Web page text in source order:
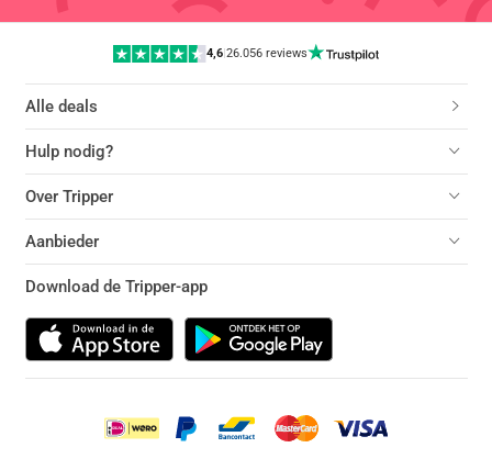
4,6 |26.056 reviews
Alle deals
Hulp nodig?
Over Tripper
Aanbieder
Download de Tripper-app